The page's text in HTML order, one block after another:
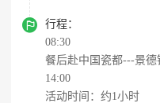

行程：
08:30
餐后赴中国瓷都---景德
14:00
活动时间：约1小时